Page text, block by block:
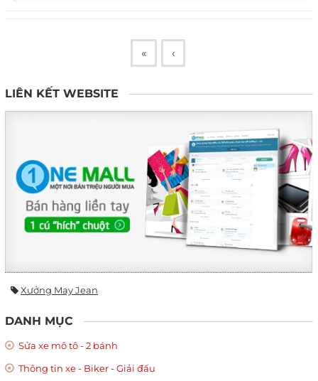
« ‹
LIÊN KẾT WEBSITE
Xưởng May Jean
DANH MỤC
Sửa xe mô tô - 2 bánh
Thông tin xe - Biker - Giải đấu